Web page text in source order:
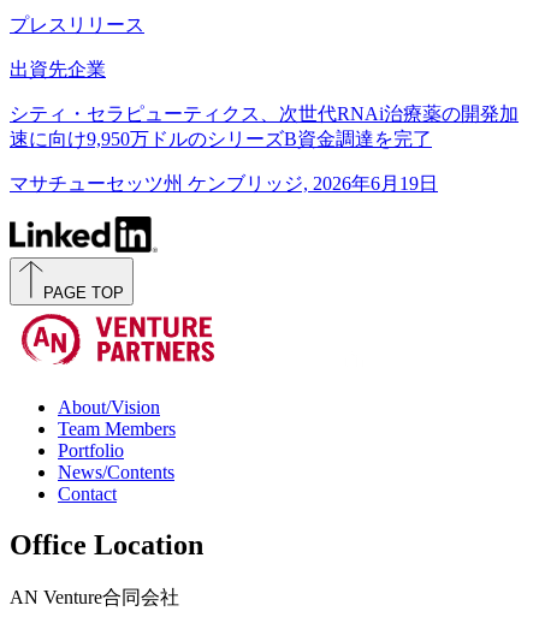
プレスリリース
出資先企業
シティ・セラピューティクス、次世代RNAi治療薬の開発加
速に向け9,950万ドルのシリーズB資金調達を完了
マサチューセッツ州 ケンブリッジ, 2026年6月19日
PAGE TOP
About/Vision
Team Members
Portfolio
News/Contents
Contact
Office Location
AN Venture合同会社